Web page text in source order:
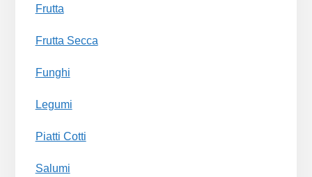
Frutta
Frutta Secca
Funghi
Legumi
Piatti Cotti
Salumi